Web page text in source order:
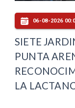
06-08-2026
SIETE
PUNTA
LA